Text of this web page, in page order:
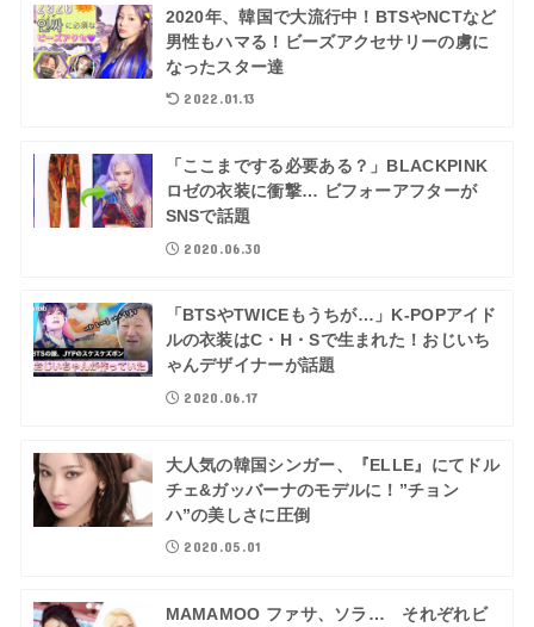
2020年、韓国で大流行中！BTSやNCTなど
男性もハマる！ビーズアクセサリーの虜に
なったスター達
2022.01.13
「ここまでする必要ある？」BLACKPINK
ロゼの衣装に衝撃… ビフォーアフターが
SNSで話題
2020.06.30
「BTSやTWICEもうちが…」K-POPアイド
ルの衣装はC・H・Sで生まれた！おじいち
ゃんデザイナーが話題
2020.06.17
大人気の韓国シンガー、『ELLE』にてドル
チェ&ガッバーナのモデルに！”チョン
ハ”の美しさに圧倒
2020.05.01
MAMAMOO ファサ、ソラ… それぞれビ